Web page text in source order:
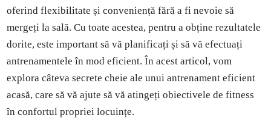
oferind flexibilitate și conveniență fără a fi nevoie să
mergeți la sală. Cu toate acestea, pentru a obține rezultatele
dorite, este important să vă planificați și să vă efectuați
antrenamentele în mod eficient. În acest articol, vom
explora câteva secrete cheie ale unui antrenament eficient
acasă, care să vă ajute să vă atingeți obiectivele de fitness
în confortul propriei locuințe.